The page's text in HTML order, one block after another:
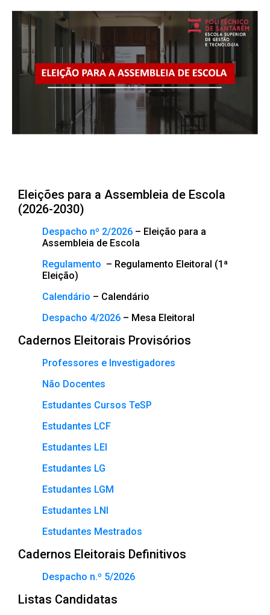
Eleições para a Assembleia de Escola
(2026-2030)
Despacho nº 2/2026 – Eleição para a
Assembleia de Escola
Regulamento – Regulamento Eleitoral (1ª
Eleição)
Calendário – Calendário
Despacho 4/2026 – Mesa Eleitoral
Cadernos Eleitorais Provisórios
Professores e Investigadores
Não Docentes
Estudantes Cursos TeSP
Estudantes LCF
Estudantes LEI
Estudantes LG
Estudantes LGM
Estudantes LNI
Estudantes Mestrados
Cadernos Eleitorais Definitivos
Despacho n.º 5/2026
Listas Candidatas